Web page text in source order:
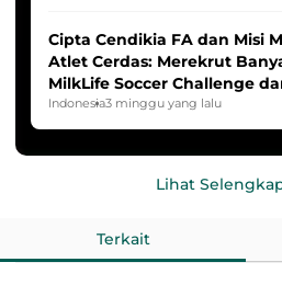
Cipta Cendikia FA dan Misi
Atlet Cerdas: Merekrut
MilkLife Soccer Challenge
HYDROPLUS Soccer League
Indonesia3 minggu yang lalu
Lihat
Terkait